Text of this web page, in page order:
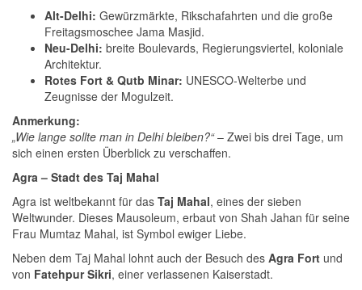
Alt-Delhi: Gewürzmärkte, Rikschafahrten und die große
Freitagsmoschee Jama Masjid.
Neu-Delhi: breite Boulevards, Regierungsviertel, koloniale
Architektur.
Rotes Fort & Qutb Minar: UNESCO-Welterbe und
Zeugnisse der Mogulzeit.
Anmerkung:
„Wie lange sollte man in Delhi bleiben?“– Zwei bis drei Tage, um
sich einen ersten Überblick zu verschaffen.
Agra – Stadt des Taj Mahal
Agra ist weltbekannt für das Taj Mahal, eines der sieben
Weltwunder. Dieses Mausoleum, erbaut von Shah Jahan für seine
Frau Mumtaz Mahal, ist Symbol ewiger Liebe.
Neben dem Taj Mahal lohnt auch der Besuch des Agra Fort und
von Fatehpur Sikri, einer verlassenen Kaiserstadt.